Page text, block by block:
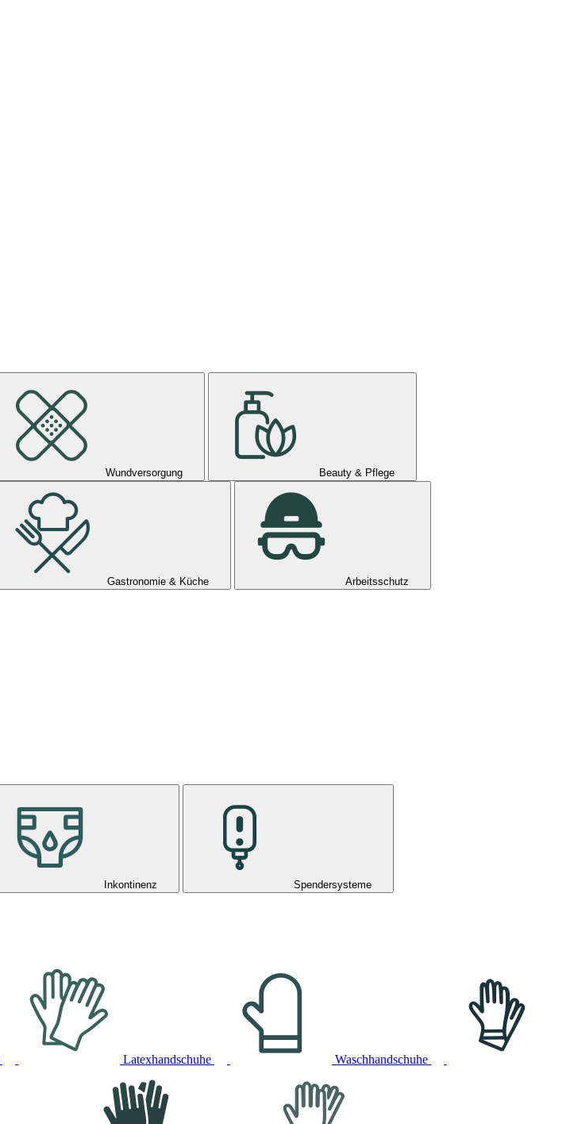
Wundversorgung Beauty & Pflege
Gastronomie & Küche Arbeitsschutz
Inkontinenz
Spendersysteme
Latexhandschuhe Waschhandschuhe